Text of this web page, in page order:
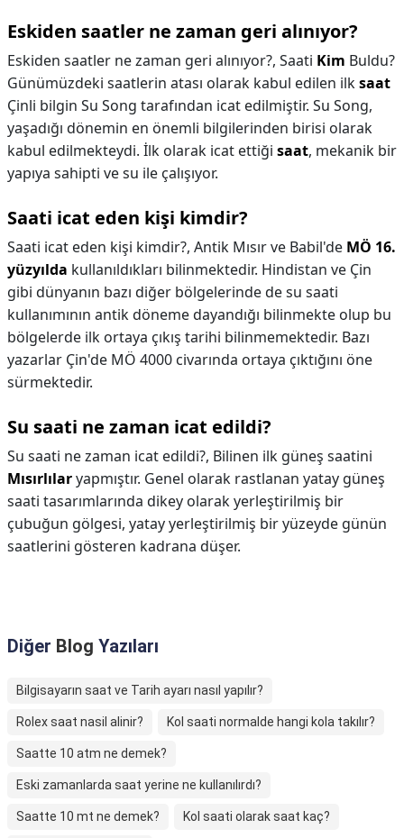
Eskiden saatler ne zaman geri alınıyor?
Eskiden saatler ne zaman geri alınıyor?, Saati Kim Buldu?
Günümüzdeki saatlerin atası olarak kabul edilen ilksaat
Çinli bilgin Su Song tarafından icat edilmiştir. Su Song,
yaşadığı dönemin en önemli bilgilerinden birisi olarak
kabul edilmekteydi. İlk olarak icat ettiği saat, mekanik bir
yapıya sahipti ve su ile çalışıyor.
Saati icat eden kişi kimdir?
Saati icat eden kişi kimdir?, Antik Mısır ve Babil'de MÖ 16.
yüzyılda kullanıldıkları bilinmektedir. Hindistan ve Çin
gibi dünyanın bazı diğer bölgelerinde de su saati
kullanımının antik döneme dayandığı bilinmekte olup bu
bölgelerde ilk ortaya çıkış tarihi bilinmemektedir. Bazı
yazarlar Çin'de MÖ 4000 civarında ortaya çıktığını öne
sürmektedir.
Su saati ne zaman icat edildi?
Su saati ne zaman icat edildi?, Bilinen ilk güneş saatini
Mısırlılaryapmıştır. Genel olarak rastlanan yatay güneş
saati tasarımlarında dikey olarak yerleştirilmiş bir
çubuğun gölgesi, yatay yerleştirilmiş bir yüzeyde günün
saatlerini gösteren kadrana düşer.
Diğer Blog Yazıları
Bilgisayarın saat ve Tarih ayarı nasıl yapılır?
Rolex saat nasil alinir? Kol saati normalde hangi kola takılır?
Saatte 10 atm ne demek?
Eski zamanlarda saat yerine ne kullanılırdı?
Saatte 10 mt ne demek? Kol saati olarak saat kaç?